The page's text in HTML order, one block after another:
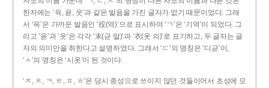
한자에는 ‘윽, 읃, 읏’과 같은 발음을 가진 글자가 없기 때문이었다. 그래
서 ‘윽’은 가까운 발음인 ‘役(역)’으로 표시하여 ‘ㄱ’은 ‘기역’이 되었다. 그
리고 ‘읃’과 ‘읏’은 각각 ‘末(귿 말)’과 ‘衣(옷 의)’로 표기하고, 두 글자는 글
자의 의미만을 취한다고 설명하였다. 그래서 ‘ㄷ’의 명칭은 ‘디귿’이,
‘ㅅ’의 명칭은 ‘시옷’이 된 것이다.
‘ㅈ, ㅊ, ㅋ, ㅌ, ㅍ, ㅎ’은 당시 종성으로 쓰이지 않던 것들이어서 초성에 모